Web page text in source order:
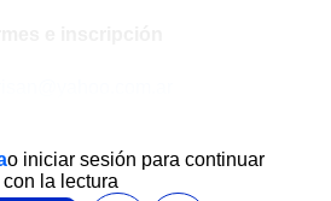
o iniciar sesión para continuar
con la lectura